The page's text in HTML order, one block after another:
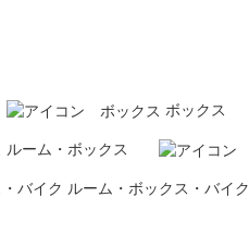
ボックス
ルーム ・ ボックス
ルーム ・ ボックス ・バイク